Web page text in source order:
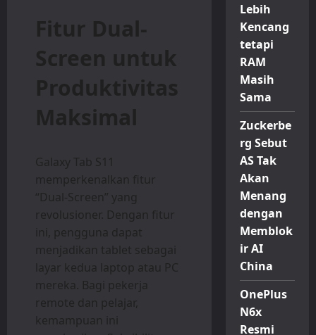
Fitur Dual-
Screen untuk
Produktivitas
Maksimal
Galaxy Tab S11
memperkenalkan fitur
“Dual-Screen” yang
revolusioner. Dengan fitur
ini, pengguna dapat
menjadikan tablet sebagai
layar kedua laptop atau PC
mereka. Bagi pekerja
remote dan pelajar,
kemampuan ini
Lebih
Kencang
tetapi
RAM
Masih
Sama
Zuckerbe
rg Sebut
AS Tak
Akan
Menang
dengan
Memblok
ir AI
China
OnePlus
N6x
Resmi